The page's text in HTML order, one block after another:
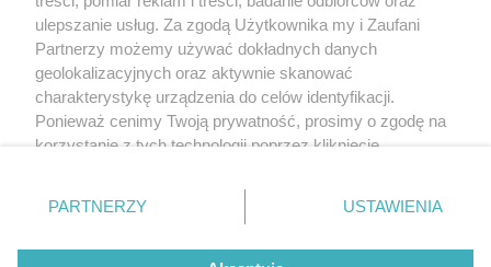
O nas
ulepszanie usług. Za zgodą Użytkownika my i Zaufani
Partnerzy możemy używać dokładnych danych
geolokalizacyjnych oraz aktywnie skanować
charakterystykę urządzenia do celów identyfikacji.
Ponieważ cenimy Twoją prywatność, prosimy o zgodę na
korzystanie z tych technologii poprzez kliknięcie
zmienić/wycofać klikając przycisk ustawień prywatności
znajdujący się w lewym dolnym rogu strony
rodzaje przetwarzania danych nie wymagają zgody
PARTNERZY USTAWIENIA